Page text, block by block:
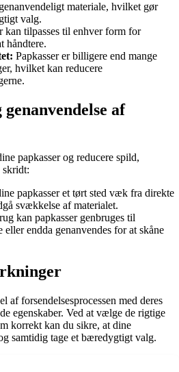
materiale, hvilket gør
valg.
kan tilpasses til enhver form for
håndtere.
Papkasser er billigere end mange
hvilket kan reducere
af
papkasser og reducere spild,
skridt:
papkasser et tørt sted væk fra direkte
svækkelse af materialet.
kan papkasser genbruges til
eller endda genanvendes for at skåne
af forsendelsesprocessen med deres
egenskaber. Ved at vælge de rigtige
korrekt kan du sikre, at dine
samtidig tage et bæredygtigt valg.